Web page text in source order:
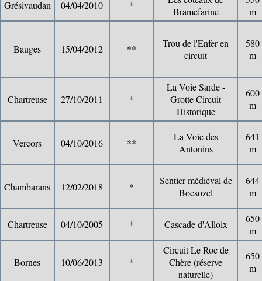
Grésivaudan 04/04/2010 *
Bramefarine
m
Bauges 15/04/2012 **
Trou de l'Enfer en
circuit
580
m
Chartreuse 27/10/2011 *
La Voie Sarde -
Grotte Circuit
Historique
600
m
Vercors 04/10/2016 **
La Voie des
Antonins
641
m
Chambarans 12/02/2018 *
Sentier médiéval de
Bocsozel
644
m
Chartreuse 04/10/2005 * Cascade d'Alloix
650
m
Bornes 10/06/2013 *
Circuit Le Roc de
Chère (réserve
naturelle)
650
m